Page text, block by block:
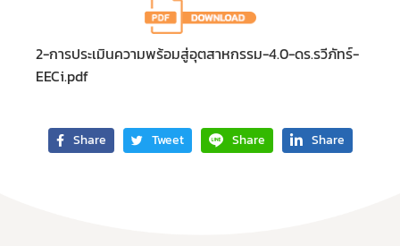
2-การประเมินความพร้อมสู่อุตสาหกรรม-4.0-ดร.รวีภัทร์-
EECi.pdf
Share Tweet Share Share